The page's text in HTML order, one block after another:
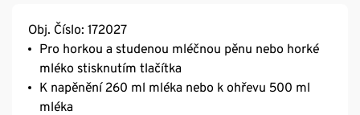
Obj. Číslo: 172027
Pro horkou a studenou mléčnou pěnu nebo horké
mléko stisknutím tlačítka
K napěnění 260 ml mléka nebo k ohřevu 500 ml
mléka